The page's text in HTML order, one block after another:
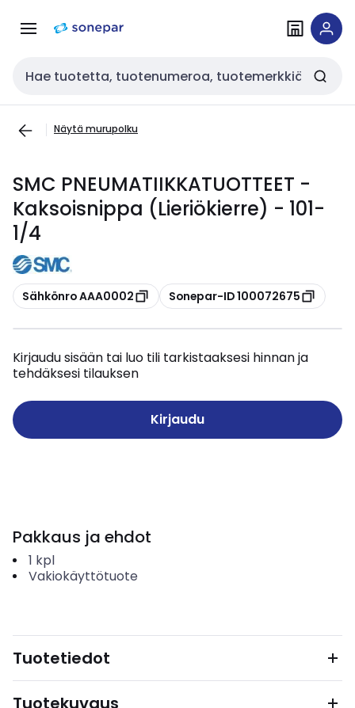
navigointiinsisältöön
Haku
Näytä murupolku
SMC PNEUMATIIKKATUOTTEET -
Kaksoisnippa (Lieriökierre) - 101-
1/4
Kopioi
Sähkönro AAA0002 Kopioi
Sonepar-ID 100072675
Kirjaudu sisään tai luo tili tarkistaaksesi hinnan ja
tehdäksesi tilauksen
Kirjaudu
Pakkaus ja ehdot
1 kpl
Vakiokäyttötuote
Tuotetiedot
Tuotekuvaus